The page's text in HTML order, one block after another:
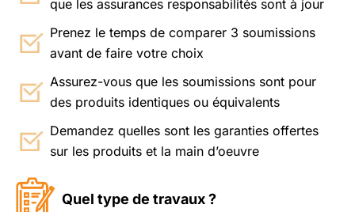
que les assurances responsabilités sont à jour
Prenez le temps de comparer 3 soumissions
avant de faire votre choix
Assurez-vous que les soumissions sont pour
des produits identiques ou équivalents
Demandez quelles sont les garanties offertes
sur les produits et la main d’oeuvre
Quel type de travaux ?